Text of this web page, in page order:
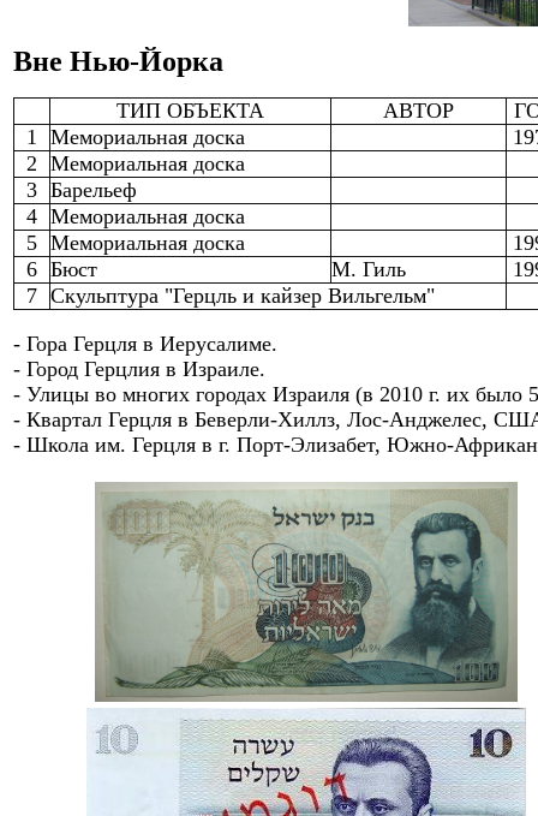
Вне Нью-Йорка
ТИП ОБЪЕКТА АВТОР
1 Мемориальная доска
2 Мемориальная доска
3 Барельеф
4 Мемориальная доска
5 Мемориальная доска
6 Бюст М. Гиль
7 Скульптура "Герцль и кайзер Вильгельм"
- Гора Герцля в Иерусалиме.
- Город Герцлия в Израиле.
- Улицы во многих городах Израиля (в 2010 г. их было
- Квартал Герцля в Беверли-Хиллз, Лос-Анджелес,
- Школа им. Герцля в г. Порт-Элизабет, Южно-